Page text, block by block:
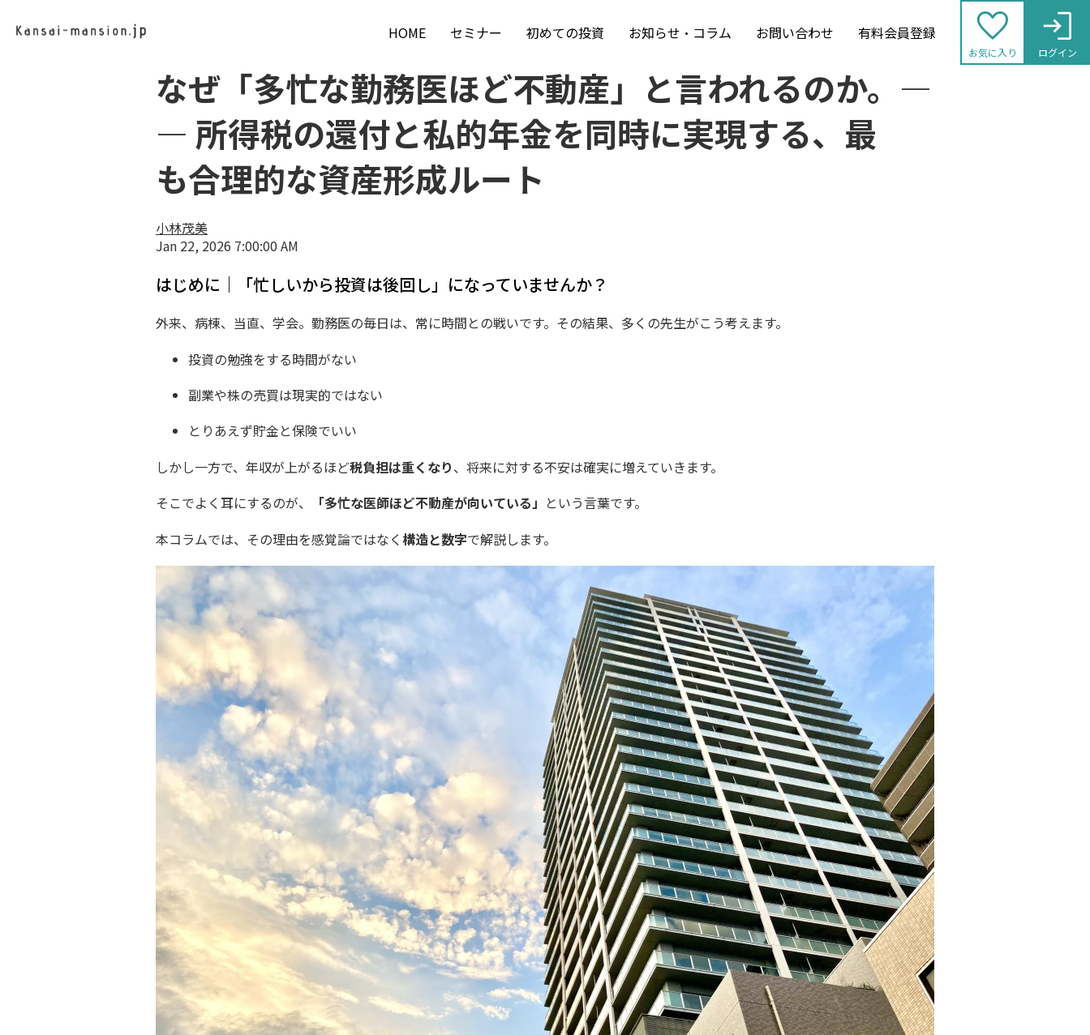
HOME セミナー 初めての投資 お知らせ・コラム お問い合わせ 有料会員登録
お気に入り ログイン
なぜ「多忙な勤務医ほど不動産」と言われるのか。―
― 所得税の還付と私的年金を同時に実現する、最
も合理的な資産形成ルート
小林茂美
Jan 22, 2026 7:00:00 AM
はじめに｜「忙しいから投資は後回し」になっていませんか？
外来、病棟、当直、学会。勤務医の毎日は、常に時間との戦いです。 その結果、多くの先生がこう考えます。
投資の勉強をする時間がない
副業や株の売買は現実的ではない
とりあえず貯金と保険でいい
しかし一方で、年収が上がるほど税負担は重くなり、将来に対する不安は確実に増えていきます。
そこでよく耳にするのが、
「多忙な医師ほど不動産が向いている」 という言葉です。
本コラムでは、その理由を感覚論ではなく 構造と数字で解説します。